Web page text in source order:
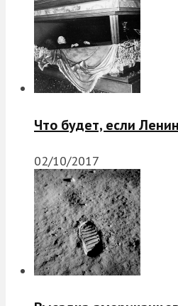
Что будет, если
02/10/2017